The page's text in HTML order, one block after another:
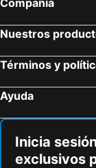
Nuestros
Términos y
Ayuda
Inicia
exclusivos